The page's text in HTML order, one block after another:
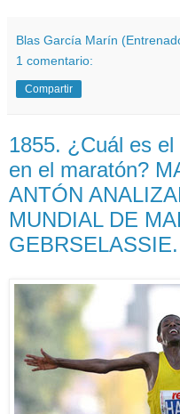
Blas García Marín
1 comentario:
Compartir
1855. ¿Cuál es
en el maratón?
ANTÓN
MUNDIAL DE
GEBRSELASSIE.